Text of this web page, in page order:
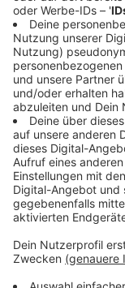
Motivations- und
erinnert, immer
unterkriegen zu
Anzeige
Wir